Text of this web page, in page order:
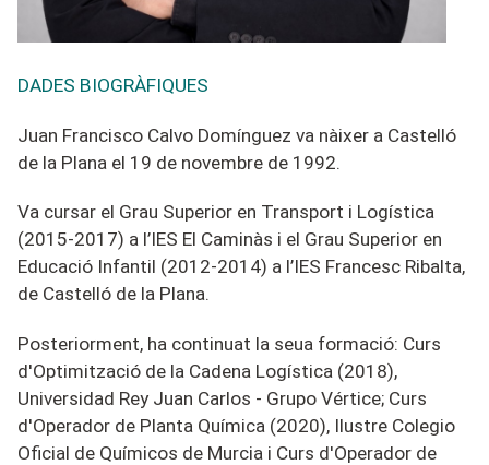
DADES BIOGRÀFIQUES
Juan Francisco Calvo Domínguez va nàixer a Castelló
de la Plana el 19 de novembre de 1992.
Va cursar el Grau Superior en Transport i Logística
(2015-2017) a l’IES El Caminàs i el Grau Superior en
Educació Infantil (2012-2014) a l’IES Francesc Ribalta,
de Castelló de la Plana.
Posteriorment, ha continuat la seua formació: Curs
d'Optimització de la Cadena Logística (2018),
Universidad Rey Juan Carlos - Grupo Vértice; Curs
d'Operador de Planta Química (2020), Ilustre Colegio
Oficial de Químicos de Murcia i Curs d'Operador de